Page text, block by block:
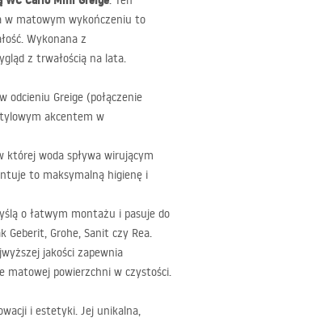
w matowym wykończeniu to
Wykonana z
z trwałością na lata.
Greige (połączenie
akcentem w
woda spływa wirującym
to maksymalną higienę i
o łatwym montażu i pasuje do
Grohe, Sanit czy Rea.
jakości zapewnia
matowej powierzchni w czystości.
i estetyki. Jej unikalna,